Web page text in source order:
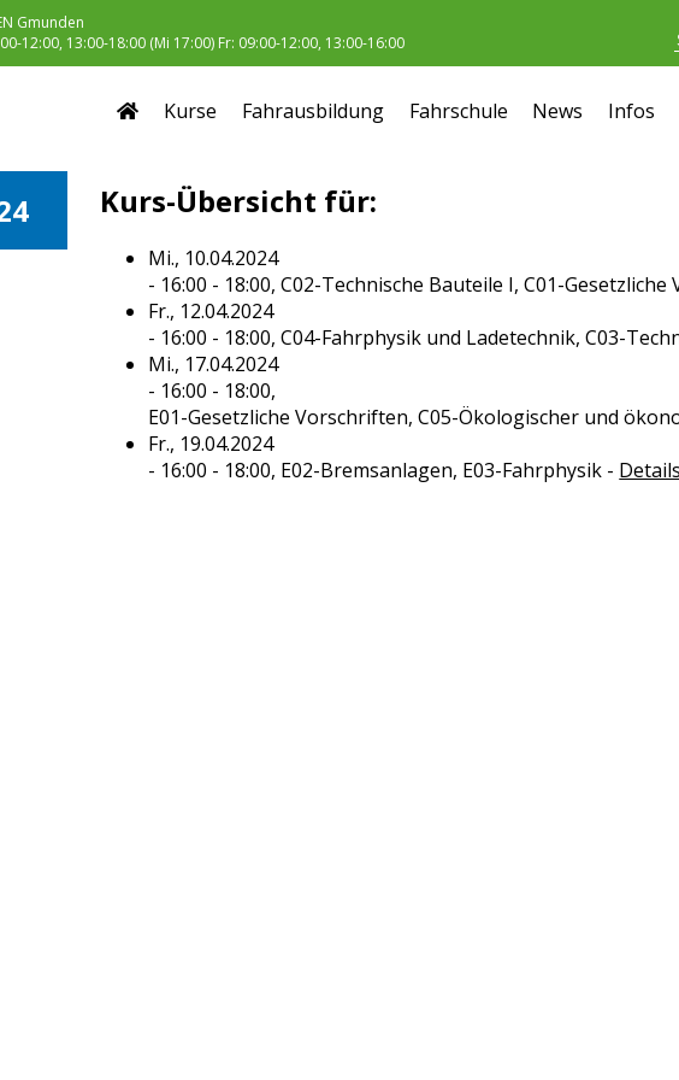
Gmunden
12:00, 13:00-18:00 (Mi 17:00) Fr: 09:00-12:00, 13:00-16:00
Kurse Fahrausbildung Fahrschule News Infos
Kurs-Übersicht für:
Mi., 10.04.2024
- 16:00 - 18:00, C02-Technische Bauteile I, C01-Gesetzliche
Fr., 12.04.2024
- 16:00 - 18:00, C04-Fahrphysik und Ladetechnik, C03-
Mi., 17.04.2024
- 16:00 - 18:00,
E01-Gesetzliche Vorschriften, C05-Ökologischer und
Fr., 19.04.2024
- 16:00 - 18:00, E02-Bremsanlagen, E03-Fahrphysik -